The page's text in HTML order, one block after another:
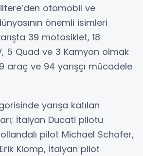
otomobil ve
önemli isimleri
39 motosiklet, 18
5 Quad ve 3 Kamyon olmak
araç ve 94 yarışçı mücadele
yarışa katılan
İtalyan Ducati pilotu
pilot Michael Schafer,
Klomp, İtalyan pilot